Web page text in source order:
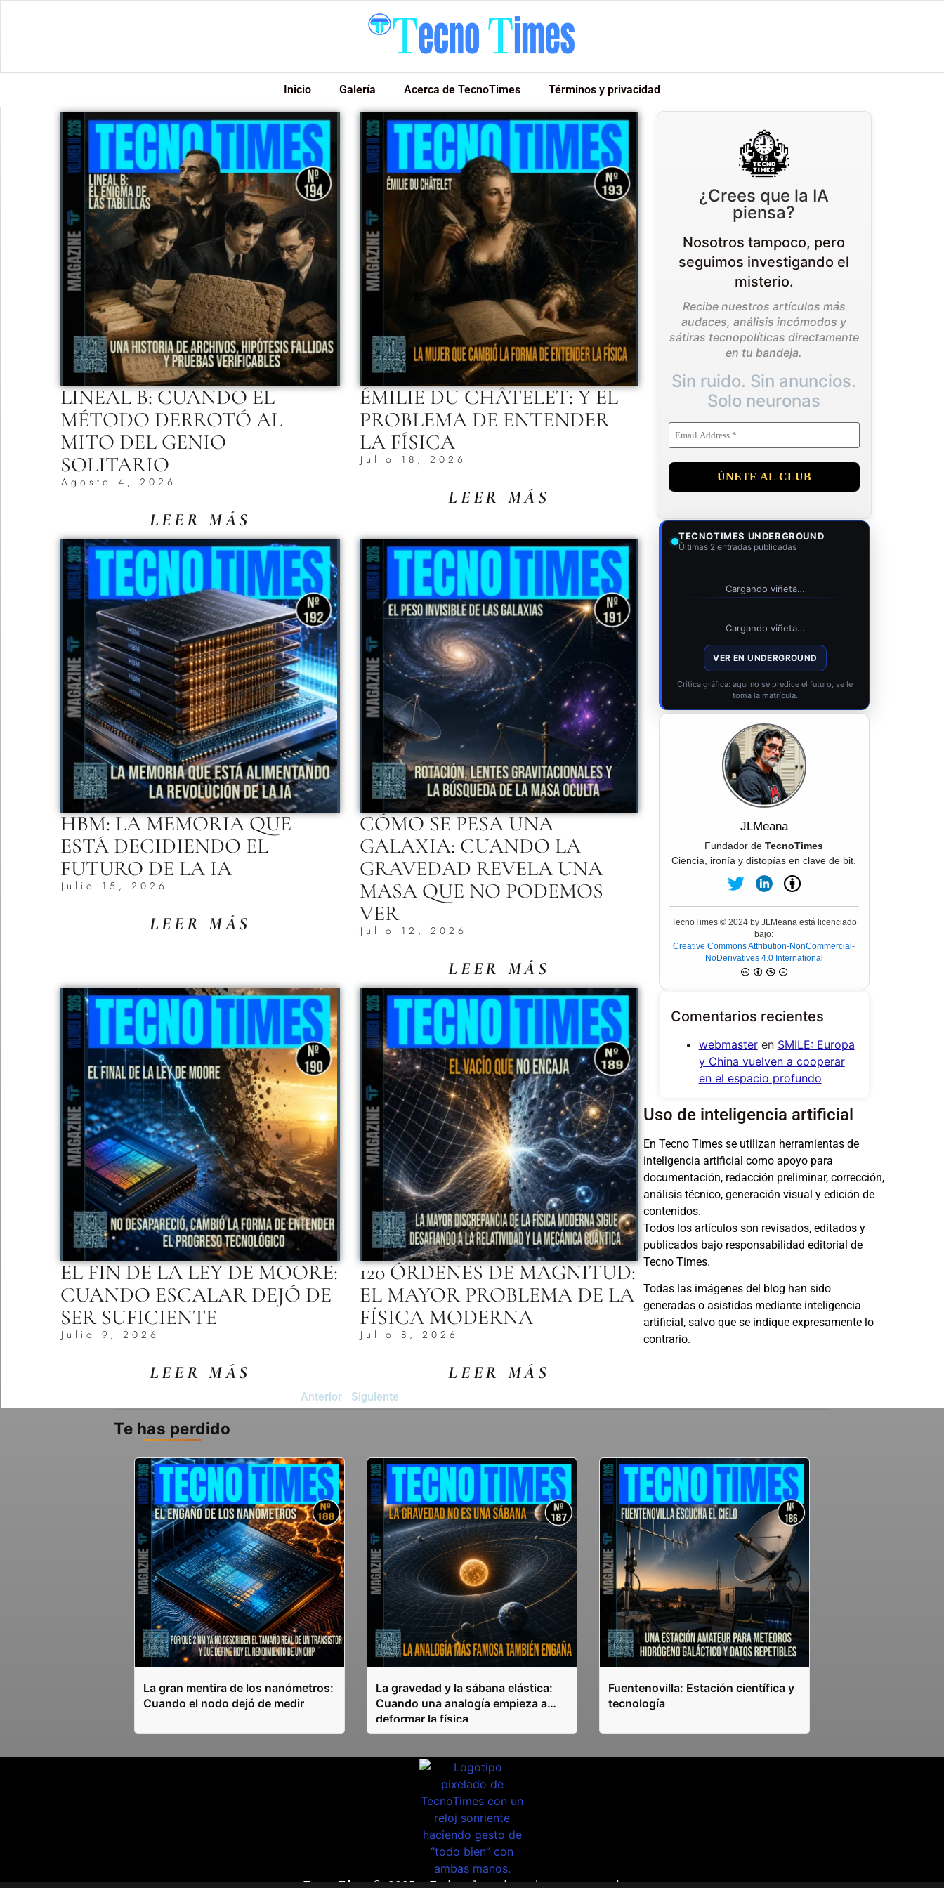
Inicio Galería Acerca de TecnoTimes Términos y privacidad
LINEAL B: CUANDO EL
MÉTODO DERROTÓ AL
MITO DEL GENIO
SOLITARIO
Agosto 4, 2026
LEER MÁS
ÉMILIE DU CHÂTELET: Y EL
PROBLEMA DE ENTENDER
LA FÍSICA
Julio 18, 2026
LEER MÁS
HBM: LA MEMORIA QUE
ESTÁ DECIDIENDO EL
FUTURO DE LA IA
Julio 15, 2026
LEER MÁS
CÓMO SE PESA UNA
GALAXIA: CUANDO LA
GRAVEDAD REVELA UNA
MASA QUE NO PODEMOS
VER
Julio 12, 2026
LEER MÁS
EL FIN DE LA LEY DE MOORE:
CUANDO ESCALAR DEJÓ DE
SER SUFICIENTE
Julio 9, 2026
LEER MÁS
120 ÓRDENES DE MAGNITUD:
EL MAYOR PROBLEMA DE LA
FÍSICA MODERNA
Julio 8, 2026
LEER MÁS
Anterior Siguiente
¿Crees que la IA
piensa?
Nosotros tampoco, pero
seguimos investigando el
misterio.
Recibe nuestros artículos más
audaces, análisis incómodos y
sátiras tecnopolíticas directamente
en tu bandeja.
Sin ruido. Sin anuncios.
Solo neuronas
TECNOTIMES UNDERGROUND
Últimas 2 entradas publicadas
Cargando viñeta…
Cargando viñeta…
VER EN UNDERGROUND
Crítica gráfica: aquí no se predice el futuro, se le
toma la matrícula.
JLMeana
Fundador deTecnoTimes
Ciencia, ironía y distopías en clave de bit.
TecnoTimes © 2024 by JLMeana está licenciado
bajo:
Creative Commons Attribution-NonCommercial-
NoDerivatives 4.0 International
Comentarios recientes
webmasteren SMILE: Europa
y China vuelven a cooperar
en el espacio profundo
Uso de inteligencia artificial
En Tecno Times se utilizan herramientas de
inteligencia artificial como apoyo para
documentación, redacción preliminar, corrección,
análisis técnico, generación visual y edición de
contenidos.
Todos los artículos son revisados, editados y
publicados bajo responsabilidad editorial de
Tecno Times.
Todas las imágenes del blog han sido
generadas o asistidas mediante inteligencia
artificial, salvo que se indique expresamente lo
contrario.
Te has perdido
La gran mentira de los nanómetros:
Cuando el nodo dejó de medir
La gravedad y la sábana elástica:
Cuando una analogía empieza a
deformar la física
Fuentenovilla: Estación científica y
tecnología